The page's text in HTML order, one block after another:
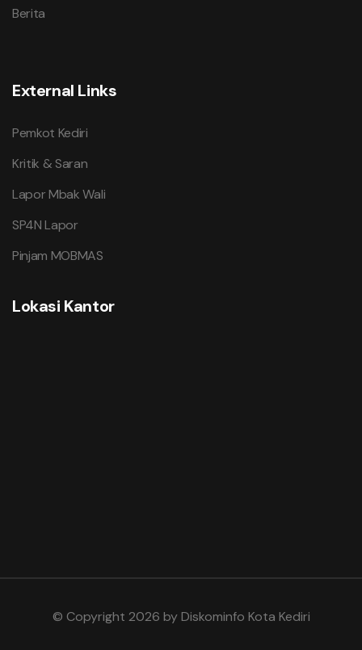
Berita
External Links
Pemkot Kediri
Kritik & Saran
Lapor Mbak Wali
SP4N Lapor
Pinjam MOBMAS
Lokasi Kantor
© Copyright 2026 byDiskominfo Kota Kediri